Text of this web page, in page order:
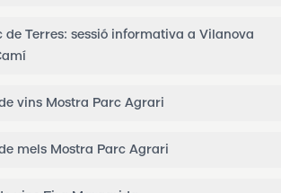
de Terres: sessió informativa a Vilanova
vins Mostra Parc Agrari
mels Mostra Parc Agrari